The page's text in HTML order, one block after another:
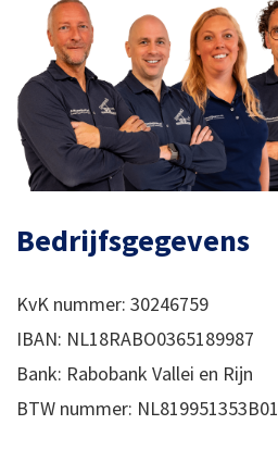
Bedrijfsgegevens
KvK nummer: 30246759
IBAN: NL18RABO0365189987
Bank: Rabobank Vallei en Rijn
BTW nummer: NL819951353B01